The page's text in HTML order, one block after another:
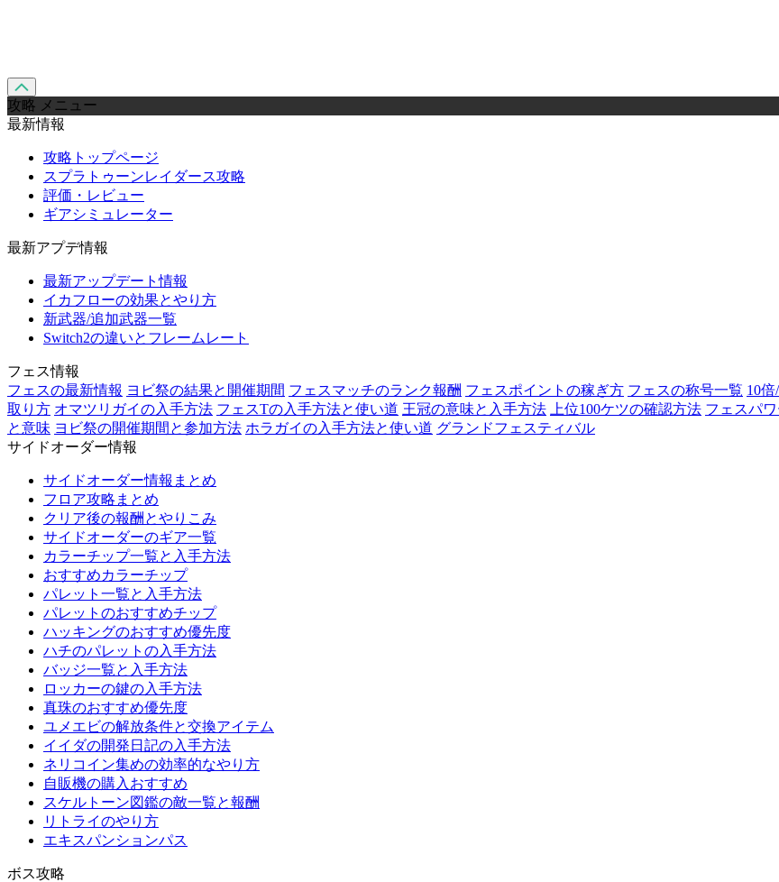
攻略 メニュー
最新情報
攻略トップページ
スプラトゥーンレイダース攻略
評価・レビュー
ギアシミュレーター
最新アプデ情報
最新アップデート情報
イカフローの効果とやり方
新武器/追加武器一覧
Switch2の違いとフレームレート
フェス情報
フェスの最新情報 ヨビ祭の結果と開催期間 フェスマッチのランク報酬 フェスポイントの稼ぎ方 フェスの称号一覧 10
取り方 オマツリガイの入手方法 フェスTの入手方法と使い道 王冠の意味と入手方法 上位100ケツの確認方法 フェスパ
と意味 ヨビ祭の開催期間と参加方法 ホラガイの入手方法と使い道 グランドフェスティバル
サイドオーダー情報
サイドオーダー情報まとめ
フロア攻略まとめ
クリア後の報酬とやりこみ
サイドオーダーのギア一覧
カラーチップ一覧と入手方法
おすすめカラーチップ
パレット一覧と入手方法
パレットのおすすめチップ
ハッキングのおすすめ優先度
ハチのパレットの入手方法
バッジ一覧と入手方法
ロッカーの鍵の入手方法
真珠のおすすめ優先度
ユメエビの解放条件と交換アイテム
イイダの開発日記の入手方法
ネリコイン集めの効率的なやり方
自販機の購入おすすめ
スケルトーン図鑑の敵一覧と報酬
リトライのやり方
エキスパンションパス
ボス攻略